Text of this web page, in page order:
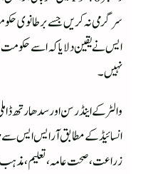
سرگرمی نہ کریں جسے برطانوی
ایس نے یقین دلایا کہ اسے حکومت
نہیں۔
والٹر کے اینڈرسن اور سدھارتھ
زراعت، صحت عامہ، تعلیم، مذہب،